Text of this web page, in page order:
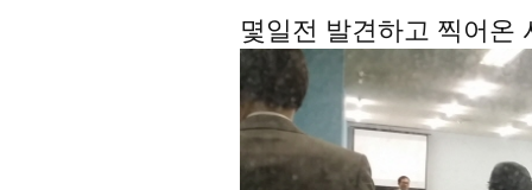
몇일전 발견하고 찍어온